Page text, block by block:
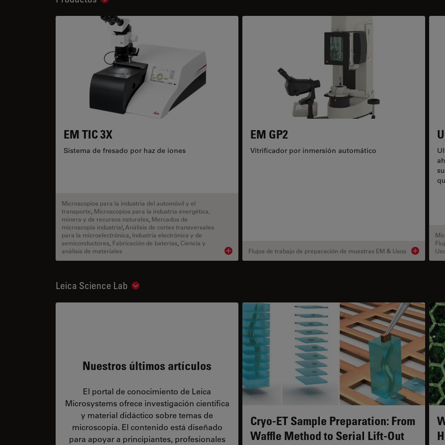
EM TIC 3X
Sistema de fresado por haz de iones
Microscopios para la industria del automóvil y el
transporte Microscopios para la industria energética,
minera y de recursos naturales Mercados de
microscopía industrial Análisis de cortes transversales
para la microelectrónica Industria electrónica y de
semiconductores Fabricación de baterías Ciencia y
análisis de materiales
Product details
EM GP2
Vitrificador por inmersión automático
Flujos de trabajo de preparación de muestras EM & Usos Product
Leica Science Lab Show subnavigation
Nuestros últimos artículos
El portal de conocimiento de Leica
Microsystems ofrece investigación científica
y material didáctico sobre temas de
microscopía. El contenido está diseñado
para apoyar a principiantes, profesionales
Cryo-ET Sample Preparation: From
Waffle Method to Serial Lift-Out